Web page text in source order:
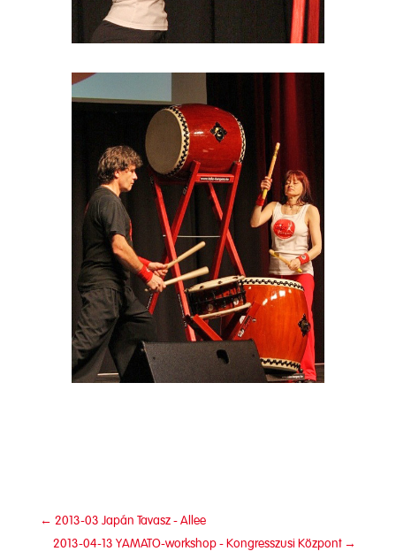
← 2013-03 Japán Tavasz - Allee
2013-04-13 YAMATO-workshop - Kongresszusi Központ→